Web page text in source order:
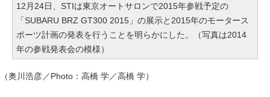
12月24日、STIは東京オートサロンで2015年参戦予定の
「SUBARU BRZ GT300 2015」の展示と2015年のモータース
ポーツ計画の発表を行うことを明らかにした。（写真は2014
年の参戦発表会の模様）
（奥川浩彦／Photo：高橋 学／高橋 学）